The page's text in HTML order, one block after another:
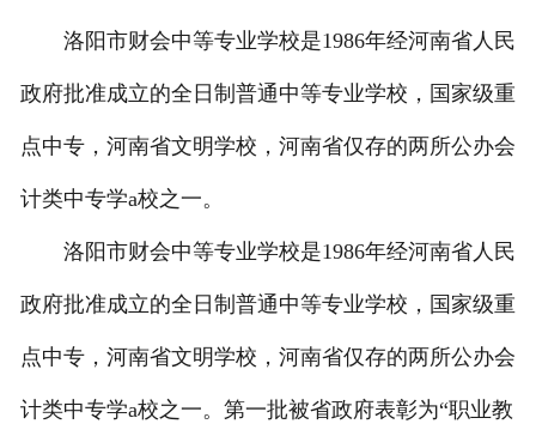
在线报名
洛阳市财会中等专业学校是1986年经河南省人民
政府批准成立的全日制普通中等专业学校，国家级重
点中专，河南省文明学校，河南省仅存的两所公办会
计类中专学a校之一。
洛阳市财会中等专业学校是1986年经河南省人民
政府批准成立的全日制普通中等专业学校，国家级重
点中专，河南省文明学校，河南省仅存的两所公办会
计类中专学a校之一。第一批被省政府表彰为“职业教